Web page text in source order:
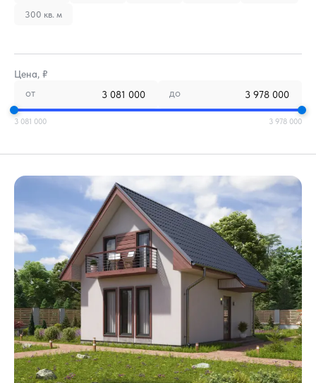
300 кв. м
Цена, ₽
от до
3 081 000 3 978 000